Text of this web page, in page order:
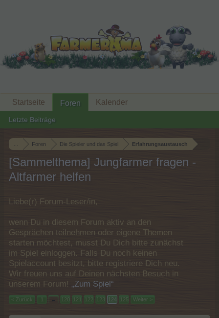
Foren Die Spieler und das Spiel Erfahrungsaustausch
[Sammelthema] Jungfarmer fragen -
Altfarmer helfen
Liebe(r) Forum-Leser/in,
wenn Du in diesem Forum aktiv an den
Gesprächen teilnehmen oder eigene Themen
starten möchtest, musst Du Dich bitte zunächst
im Spiel einloggen. Falls Du noch keinen
Spielaccount besitzt, bitte registriere Dich neu.
Wir freuen uns auf Deinen nächsten Besuch in
unserem Forum! „Zum Spiel“
< Zurück 1 ← 120 121 122 123 124 125 Weiter >
Startseite Foren
Letzte Beiträge
Kalender